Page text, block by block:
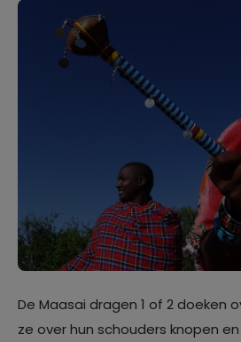
De Maasai dragen 1 of 2 doeken
ze over hun schouders knopen